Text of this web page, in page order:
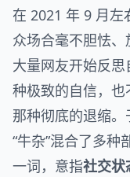
在 2021 年 9 月左
众场合毫不胆怯、
大量网友开始反思
种极致的自信，也
那种彻底的退缩
“牛杂”混合了多种
一词，意指社交状